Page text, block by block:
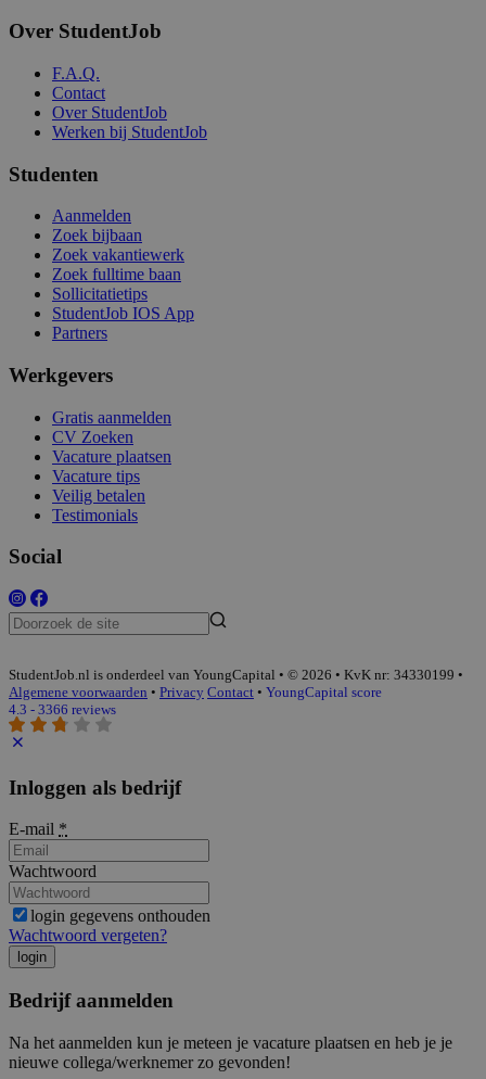
Over StudentJob
F.A.Q.
Contact
Over StudentJob
Werken bij StudentJob
Studenten
Aanmelden
Zoek bijbaan
Zoek vakantiewerk
Zoek fulltime baan
Sollicitatietips
StudentJob IOS App
Partners
Werkgevers
Gratis aanmelden
CV Zoeken
Vacature plaatsen
Vacature tips
Veilig betalen
Testimonials
Social
StudentJob.nl is onderdeel van YoungCapital • © 2026 • KvK nr: 34330199 •
Algemene voorwaarden • Privacy Contact • YoungCapital score
4.3 - 3366 reviews
Inloggen als bedrijf
E-mail *
Wachtwoord
login gegevens onthouden
Wachtwoord vergeten?
login
Bedrijf aanmelden
Na het aanmelden kun je meteen je vacature plaatsen en heb je je
nieuwe collega/werknemer zo gevonden!